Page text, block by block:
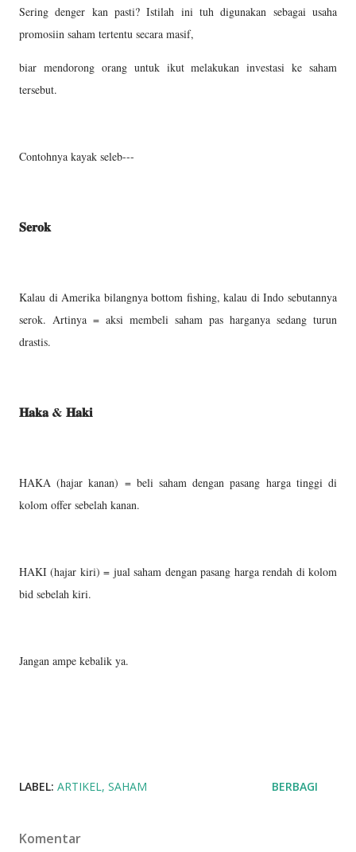
Sering denger kan pasti? Istilah ini tuh digunakan sebagai usaha
promosiin saham tertentu secara masif,
biar mendorong orang untuk ikut melakukan investasi ke saham
tersebut.
Contohnya kayak seleb---
𝐒𝐞𝐫𝐨𝐤
Kalau di Amerika bilangnya bottom fishing, kalau di Indo sebutannya
serok. Artinya = aksi membeli saham pas harganya sedang turun
drastis.
𝐇𝐚𝐤𝐚 & 𝐇𝐚𝐤𝐢
HAKA (hajar kanan) = beli saham dengan pasang harga tinggi di
kolom offer sebelah kanan.
HAKI (hajar kiri) = jual saham dengan pasang harga rendah di kolom
bid sebelah kiri.
Jangan ampe kebalik ya.
LABEL: ARTIKEL SAHAM BERBAGI
Komentar